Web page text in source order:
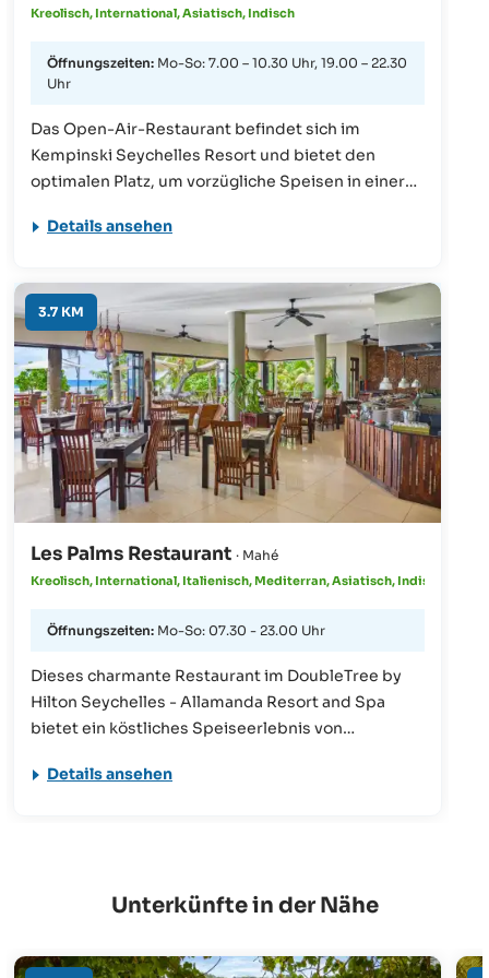
Esserlebnis zu bieten.
Kreolisch, International, Asiatisch, Indisch
Öffnungszeiten: Mo-So: 7.00 – 10.30 Uhr, 19.00 – 22.30
Uhr
Das Open-Air-Restaurant befindet sich im
Kempinski Seychelles Resort und bietet den
optimalen Platz, um vorzügliche Speisen in einer
ausgewogenes Frühstück, reichhaltige Buffets
bietet für jede Gelegenheit genau das Richtige.
Details ansehen
3.7 KM
Les Palms Restaurant · Mahé
Kreolisch, International, Italienisch, Mediterran, Asiatisch, Indisch
Öffnungszeiten: Mo-So: 07.30 - 23.00 Uhr
Dieses charmante Restaurant im DoubleTree by
Hilton Seychelles - Allamanda Resort and Spa
bietet ein köstliches Speiseerlebnis von
Sie Ihren Tag mit unserem unverkennbaren
von der einzigartigen Terrasse aus. Das Les Palms
kreolischen Küche, die mit Zutaten aus der Region
Details ansehen
Unterkünfte in der Nähe